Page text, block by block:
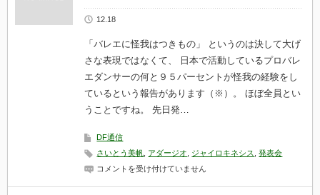
と
ど
も
の
時
感
覚
12.18
「バレエに怪我はつきもの」 というのは決して大げ
さな表現ではなくて、 日本で活動しているプロバレ
エダンサーの何と９５パーセントが怪我の経験をし
ているという報告があります（※）。 ほぼ全員とい
うことですね。 先日発…
DF通信
さいとう美帆 アダージオ ジャイロキネシス ,発表会
発
会
コメントを受け付けていません